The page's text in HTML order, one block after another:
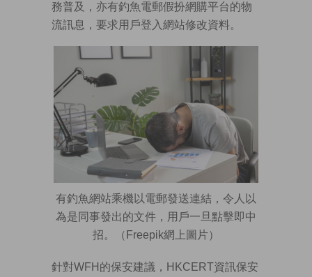
務普及，亦有釣魚電郵假扮網購平台的物
流訊息，要求用戶登入網站修改資料。
有釣魚網站乘機以電郵發送連結，令人以
為是同事發出的文件，用戶一旦點擊即中
招。（Freepik網上圖片）
針對WFH的保安建議，HKCERT資訊保安